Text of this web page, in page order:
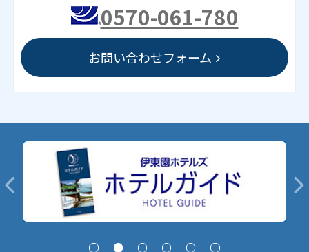
0570-061-780
お問い合わせフォーム